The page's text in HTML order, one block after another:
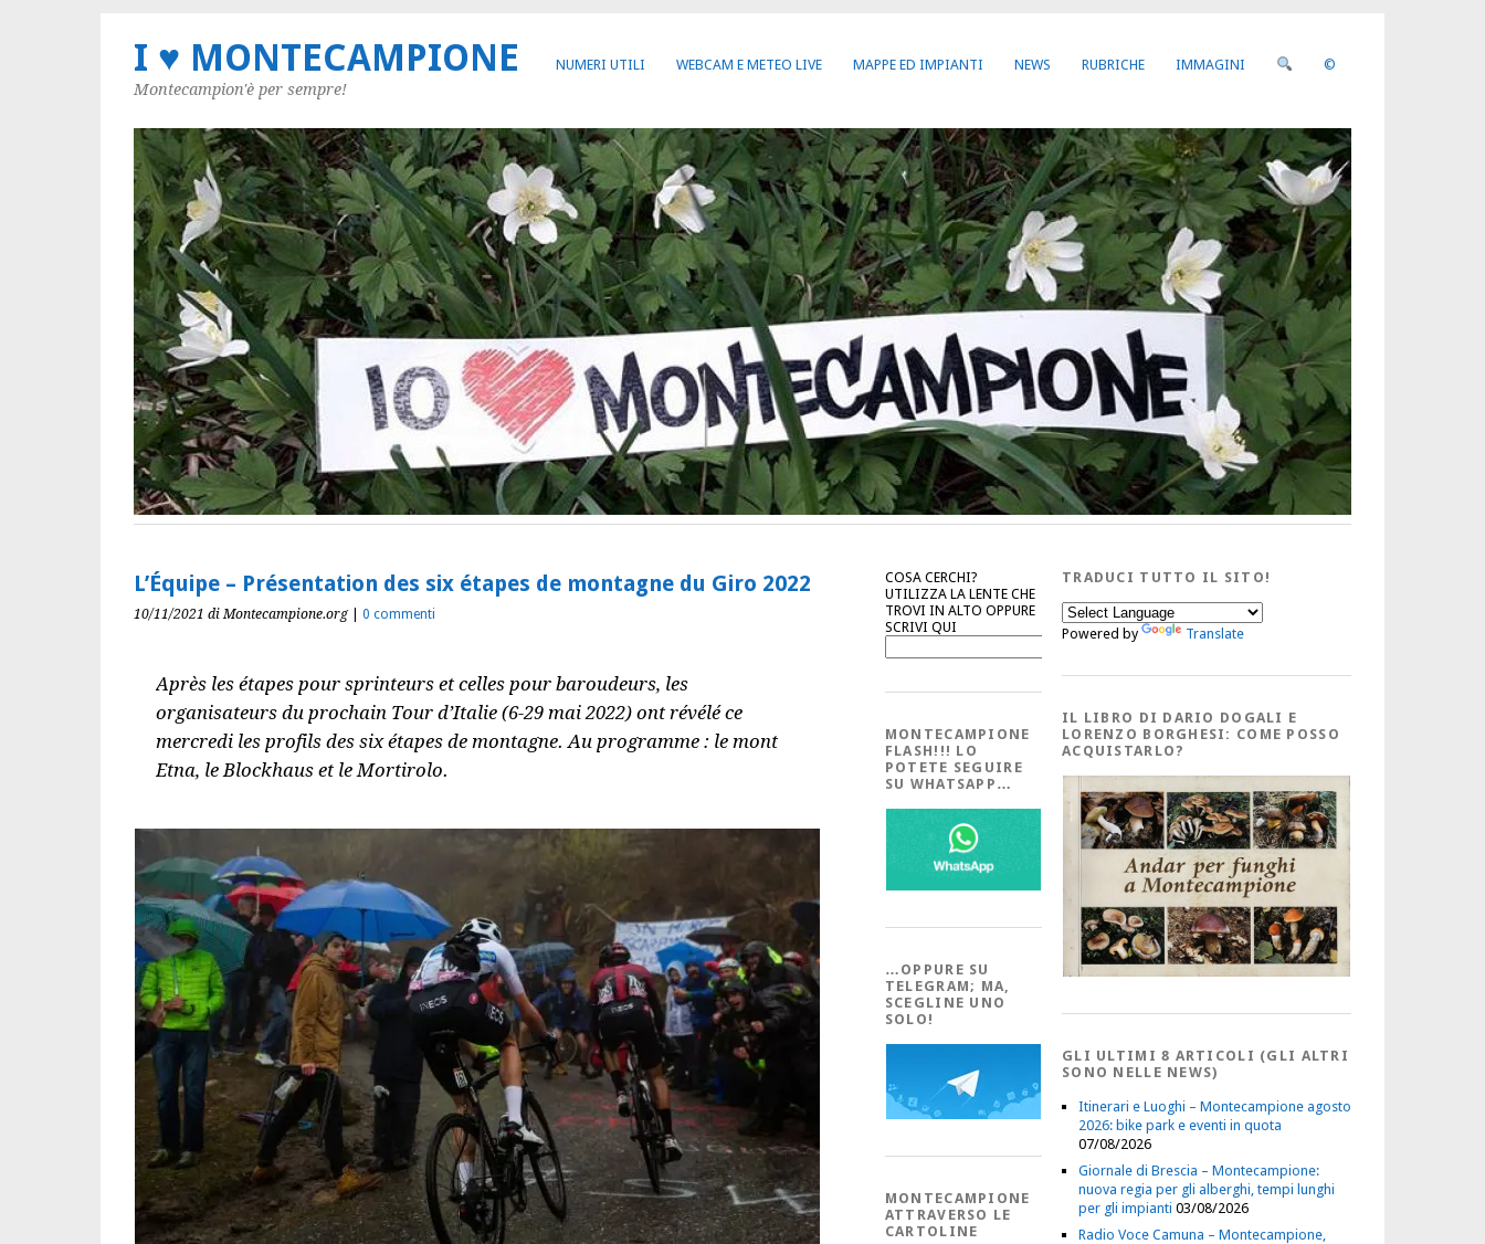
NUMERI UTILI WEBCAM E METEO LIVE MAPPE ED IMPIANTI NEWS RUBRICHE IMMAGINI ©
I ♥ MONTECAMPIONE
Montecampion'è per sempre!
L’Équipe – Présentation des six étapes de montagne du Giro 2022
10/11/2021 di Montecampione.org| 0 commenti
Après les étapes pour sprinteurs et celles pour baroudeurs, les
organisateurs du prochain Tour d’Italie (6-29 mai 2022) ont révélé ce
mercredi les profils des six étapes de montagne. Au programme : le mont
Etna, le Blockhaus et le Mortirolo.
COSA CERCHI?
UTILIZZA LA LENTE CHE
TROVI IN ALTO OPPURE
SCRIVI QUI
Cerca
MONTECAMPIONE
FLASH!!! LO
POTETE SEGUIRE
SU WHATSAPP…
…OPPURE SU
TELEGRAM; MA,
SCEGLINE UNO
SOLO!
MONTECAMPIONE
ATTRAVERSO LE
CARTOLINE
TRADUCI TUTTO IL SITO!
Powered by Translate
IL LIBRO DI DARIO DOGALI E
LORENZO BORGHESI: COME POSSO
ACQUISTARLO?
GLI ULTIMI 8 ARTICOLI (GLI ALTRI
SONO NELLE NEWS)
Itinerari e Luoghi – Montecampione agosto
2026: bike park e eventi in quota
07/08/2026
Giornale di Brescia – Montecampione:
nuova regia per gli alberghi, tempi lunghi
per gli impianti 03/08/2026
Radio Voce Camuna – Montecampione,